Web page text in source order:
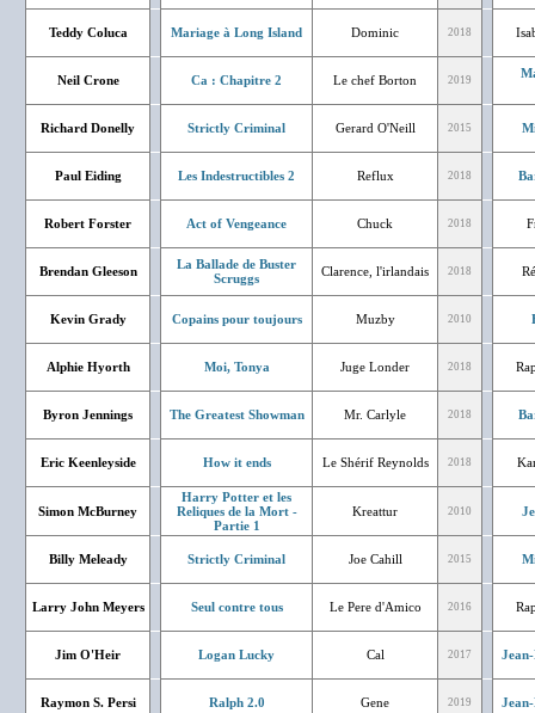
Teddy Coluca Mariage à Long Island Dominic 2018
Neil Crone Ca : Chapitre 2 Le chef Borton 2019
Richard Donelly Strictly Criminal Gerard O'Neill 2015
Paul Eiding Les Indestructibles 2 Reflux 2018
Robert Forster Act of Vengeance Chuck 2018
Brendan Gleeson
La Ballade de Buster
Scruggs
Clarence, l'irlandais 2018
Kevin Grady Copains pour toujours Muzby 2010
Alphie Hyorth Moi, Tonya Juge Londer 2018
Byron Jennings The Greatest Showman Mr. Carlyle 2018
Eric Keenleyside How it ends Le Shérif Reynolds 2018
Simon McBurney
Harry Potter et les
Reliques de la Mort -
Partie 1
Kreattur 2010
Billy Meleady Strictly Criminal Joe Cahill 2015
Larry John Meyers Seul contre tous Le Pere d'Amico 2016
Jim O'Heir Logan Lucky Cal 2017
Raymon S. Persi Ralph 2.0 Gene 2019